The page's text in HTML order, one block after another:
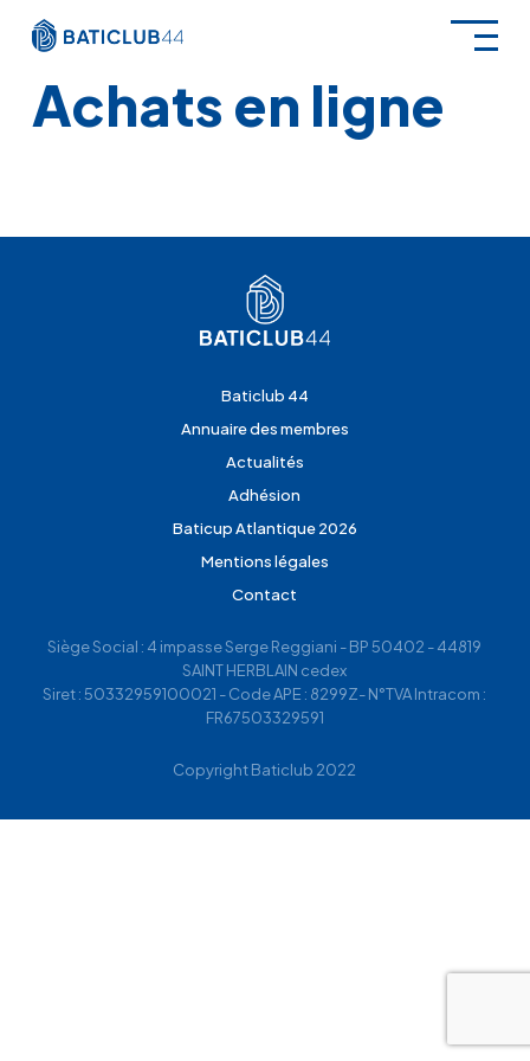
contenu
Achats en ligne
Baticlub 44
Annuaire des membres
Actualités
Adhésion
Baticup Atlantique 2026
Mentions légales
Contact
Siège Social : 4 impasse Serge Reggiani - BP 50402 - 44819
SAINT HERBLAIN cedex
Siret : 50332959100021 - Code APE : 8299Z- N°TVA Intracom :
FR67503329591
Copyright Baticlub 2022